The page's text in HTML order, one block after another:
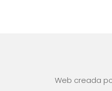
Web creada